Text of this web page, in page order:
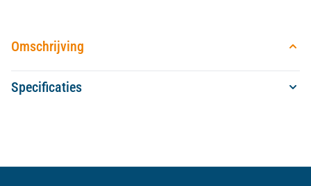
Omschrijving
Specificaties